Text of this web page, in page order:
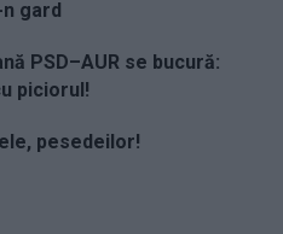
gard
PSD–AUR se bucură:
piciorul!
pesedeilor!